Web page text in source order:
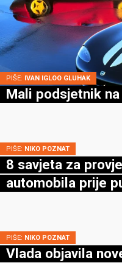
PIŠE: IVAN IGLOO GLUHAK
Mali podsjetnik
PIŠE: NIKO POZNAT
8 savjeta za
automobila prije
PIŠE: NIKO POZNAT
Vlada objavila